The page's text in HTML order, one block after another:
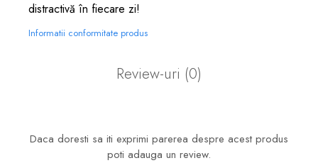
distractivă în fiecare zi!
Informatii conformitate produs
Review-uri (0)
Daca doresti sa iti exprimi parerea despre acest produs
poti adauga un review.